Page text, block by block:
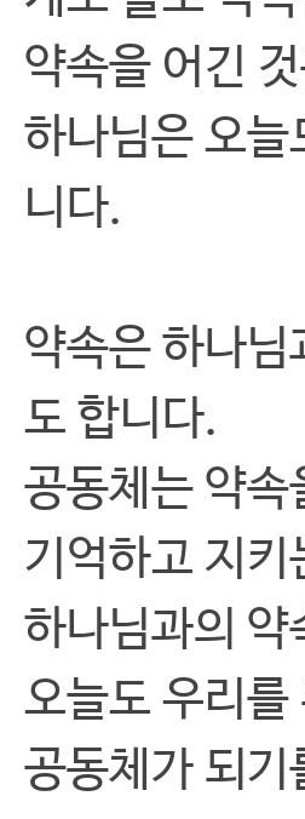
약속을 어긴
하나님은 오
니다.
약속은 하나
도 합니다.
공동체는 약
기억하고 지
하나님과의
오늘도 우리를
공동체가 되